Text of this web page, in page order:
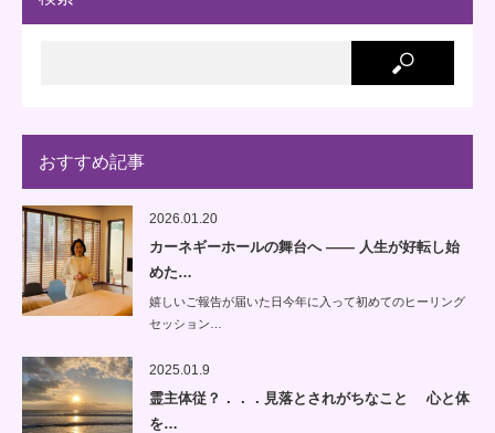
おすすめ記事
2026.01.20
カーネギーホールの舞台へ —— 人生が好転し始
めた…
嬉しいご報告が届いた日今年に入って初めてのヒーリング
セッション…
2025.01.9
霊主体従？．．．見落とされがちなこと 心と体
を…